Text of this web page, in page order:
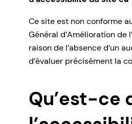
Ce site est non conforme
Général d’Amélioration de
raison de l’absence d’un
d’évaluer précisément la
Qu’est-ce